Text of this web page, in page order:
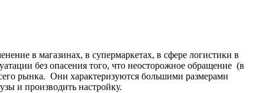
в магазинах, в супермаркетах, в сфере логистики в
без опасения того, что неосторожное обращение (в
рынка. Они характеризуются большими размерами
и производить настройку.